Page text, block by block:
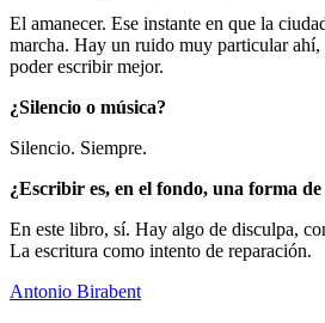
El amanecer. Ese instante en que la
marcha. Hay un ruido muy particular ahí,
poder escribir mejor.
¿Silencio o música?
Silencio. Siempre.
¿Escribir es, en el fondo, una forma
En este libro, sí. Hay algo de disculpa,
La escritura como intento de reparación.
Antonio Birabent